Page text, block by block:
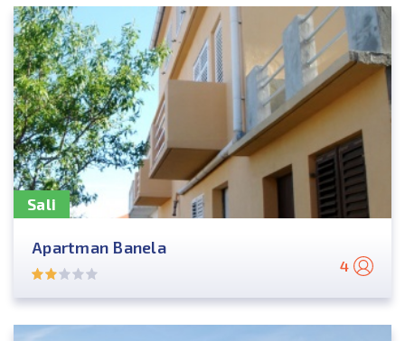
Sali
Apartman Banela
4